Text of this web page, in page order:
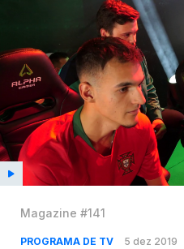
Magazine #141
PROGRAMA DE TV 5 dez 2019